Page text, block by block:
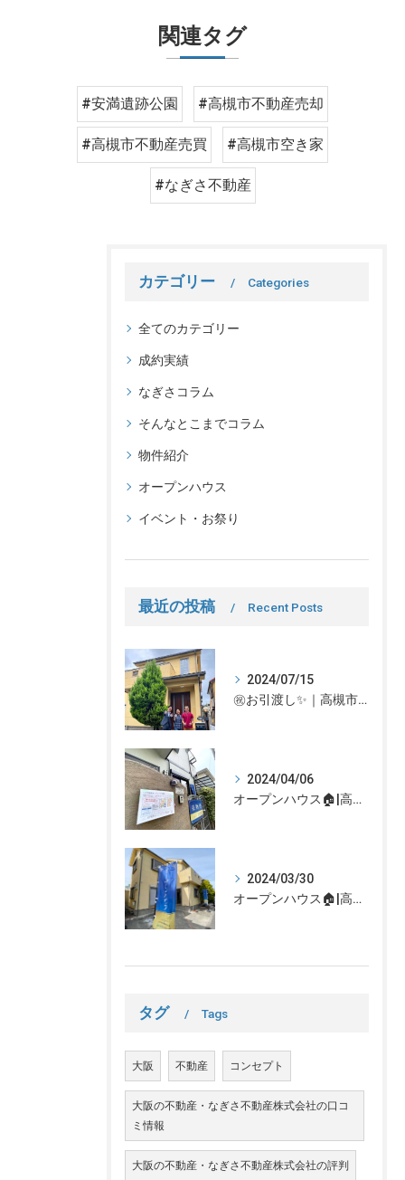
関連タグ
#安満遺跡公園 #高槻市不動産売却
#高槻市不動産売買 #高槻市空き家
#なぎさ不動産
カテゴリー Categories
全てのカテゴリー
成約実績
なぎさコラム
そんなとこまでコラム
物件紹介
オープンハウス
イベント・お祭り
最近の投稿 Recent Posts
2024/07/15
㊗お引渡し✨｜高槻市での不動産売却、不動産売買の事、何でもなぎさ不動産までご相談ください！
2024/04/06
オープンハウス🏠|高槻市の不動産売却、不動産空き家のご相談はなぎさ不動産まで！
2024/03/30
オープンハウス🏠|高槻市の不動産売却、不動産空き家のご相談はなぎさ不動産まで！
タグ Tags
大阪 不動産 コンセプト
大阪の不動産・なぎさ不動産株式会社の口コ
ミ情報
大阪の不動産・なぎさ不動産株式会社の評判